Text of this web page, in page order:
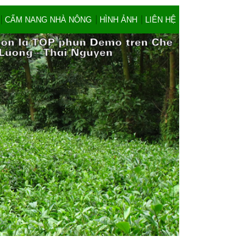
CẨM NANG NHÀ NÔNG HÌNH ẢNH LIÊN HỆ